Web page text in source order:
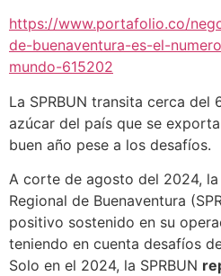
https://www.portafolio.co/
de-buenaventura-es-el-
mundo-615202
La SPRBUN transita cerca del
azúcar del país que se
buen año pese a los desafíos.
A corte de agosto del 2024,
Regional de Buenaventura
positivo sostenido en su
teniendo en cuenta desafíos
Solo en el 2024, la SPRBUN